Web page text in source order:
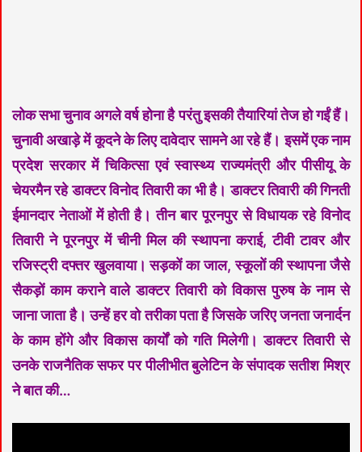
लोक सभा चुनाव अगले वर्ष होना है परंतु इसकी तैयारियां तेज हो गईं हैं।
चुनावी अखाड़े में कूदने के लिए दावेदार सामने आ रहे हैं। इसमें एक नाम
प्रदेश सरकार में चिकित्सा एवं स्वास्थ्य राज्यमंत्री और पीसीयू के
चेयरमैन रहे डाक्टर विनोद तिवारी का भी है। डाक्टर तिवारी की गिनती
ईमानदार नेताओं में होती है। तीन बार पूरनपुर से विधायक रहे विनोद
तिवारी ने पूरनपुर में चीनी मिल की स्थापना कराई, टीवी टावर और
रजिस्ट्री दफ्तर खुलवाया। सड़कों का जाल, स्कूलों की स्थापना जैसे
सैकड़ों काम कराने वाले डाक्टर तिवारी को विकास पुरुष के नाम से
जाना जाता है। उन्हें हर वो तरीका पता है जिसके जरिए जनता जनार्दन
के काम होंगे और विकास कार्यों को गति मिलेगी। डाक्टर तिवारी से
उनके राजनैतिक सफर पर पीलीभीत बुलेटिन के संपादक सतीश मिश्र
ने बात की…